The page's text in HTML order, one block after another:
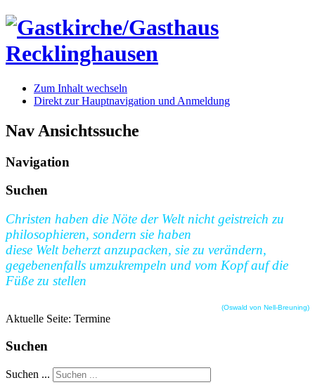
Zum Inhalt wechseln
Direkt zur Hauptnavigation und Anmeldung
Nav Ansichtssuche
Navigation
Suchen
Christen haben die Nöte der Welt nicht geistreich zu
philosophieren, sondern sie haben
diese Welt beherzt anzupacken, sie zu verändern,
gegebenenfalls umzukrempeln und vom Kopf auf die
Füße zu stellen
(Oswald von Nell-Breuning)
Aktuelle Seite: Termine
Suchen
Suchen ...